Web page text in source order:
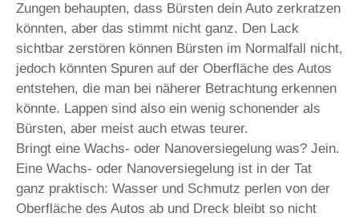
Zungen behaupten, dass Bürsten dein Auto zerkratzen
könnten, aber das stimmt nicht ganz. Den Lack
sichtbar zerstören können Bürsten im Normalfall nicht,
jedoch könnten Spuren auf der Oberfläche des Autos
entstehen, die man bei näherer Betrachtung erkennen
könnte. Lappen sind also ein wenig schonender als
Bürsten, aber meist auch etwas teurer.
Bringt eine Wachs- oder Nanoversiegelung was? Jein.
Eine Wachs- oder Nanoversiegelung ist in der Tat
ganz praktisch: Wasser und Schmutz perlen von der
Oberfläche des Autos ab und Dreck bleibt so nicht